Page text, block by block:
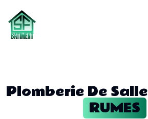
Plomberie De
RUMES